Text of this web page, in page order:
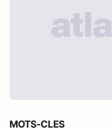
MOTS-CLES